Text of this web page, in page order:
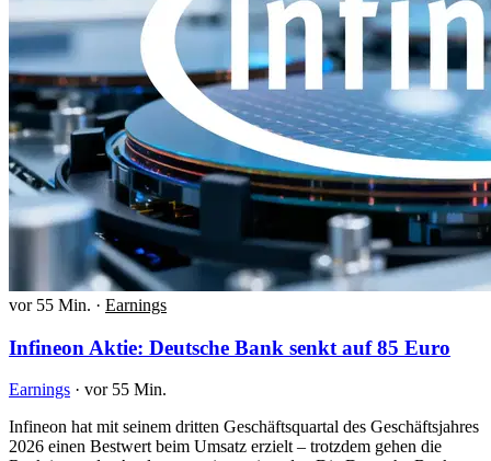
vor 55 Min. · Earnings
Infineon Aktie: Deutsche Bank senkt auf 85 Euro
Earnings · vor 55 Min.
Infineon hat mit seinem dritten Geschäftsquartal des Geschäftsjahres
2026 einen Bestwert beim Umsatz erzielt – trotzdem gehen die